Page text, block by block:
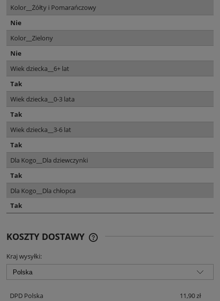
Kolor__Żółty i Pomarańczowy
Nie
Kolor__Zielony
Nie
Wiek dziecka__6+ lat
Tak
Wiek dziecka__0-3 lata
Tak
Wiek dziecka__3-6 lat
Tak
Dla Kogo__Dla dziewczynki
Tak
Dla Kogo__Dla chłopca
Tak
KOSZTY DOSTAWY
Kraj wysyłki:
DPD Polska 11,90 zł